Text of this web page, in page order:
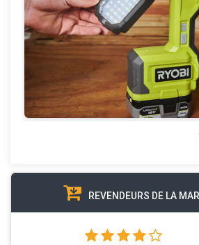
REVENDEURS DE LA